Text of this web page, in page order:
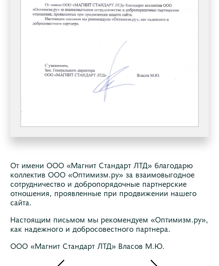
От имени ООО «Магнит Стандарт ЛТД» благодарю
коллектив ООО «Оптимизм.ру» за взаимовыгодное
сотрудничество и добропорядочные партнерские
отношения, проявленные при продвижении нашего
сайта.
Настоящим письмом мы рекомендуем «Оптимизм.ру»,
как надежного и добросовестного партнера.
ООО «Магнит Стандарт ЛТД» Власов М.Ю.